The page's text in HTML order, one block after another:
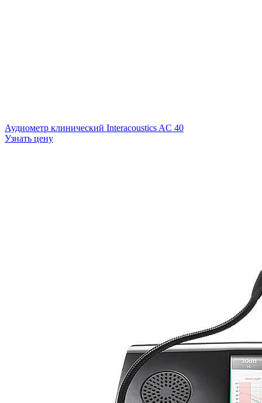
Аудиометр клинический Interacoustics AC 40
Узнать цену